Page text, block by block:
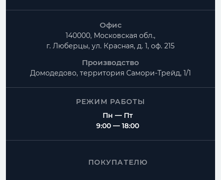
Офис
140000, Московская обл.,
г. Люберцы, ул. Красная, д. 1, оф. 215
Производство
Домодедово, территория Самори-Трейд, 1/1
РЕЖИМ РАБОТЫ
Пн — Пт
9:00 — 18:00
ПОКУПАТЕЛЮ